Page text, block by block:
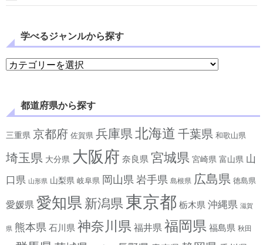
学べるジャンルから探す
学べるジャンルから探す
都道府県から探す
三重県 京都府 佐賀県 兵庫県 北海道 千葉県 和歌山県
埼玉県 大分県 大阪府 奈良県 宮城県 宮崎県 富山県 山
口県 山形県 山梨県 岐阜県 岡山県 岩手県 島根県 広島県 徳島県
愛媛県 愛知県 新潟県 東京都 栃木県 沖縄県 滋賀
県 熊本県 石川県 神奈川県 福井県 福岡県 福島県 秋田